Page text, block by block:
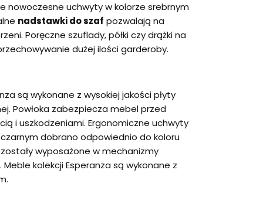
nowoczesne uchwyty w kolorze srebrnym
nadstawki do szaf pozwalają na
Poręczne szuflady, półki czy drążki na
dużej ilości garderoby.
są wykonane z wysokiej jakości płyty
Powłoka zabezpiecza mebel przed
i uszkodzeniami. Ergonomiczne uchwyty
dobrano odpowiednio do koloru
zostały wyposażone w mechanizmy
kolekcji Esperanza są wykonane z